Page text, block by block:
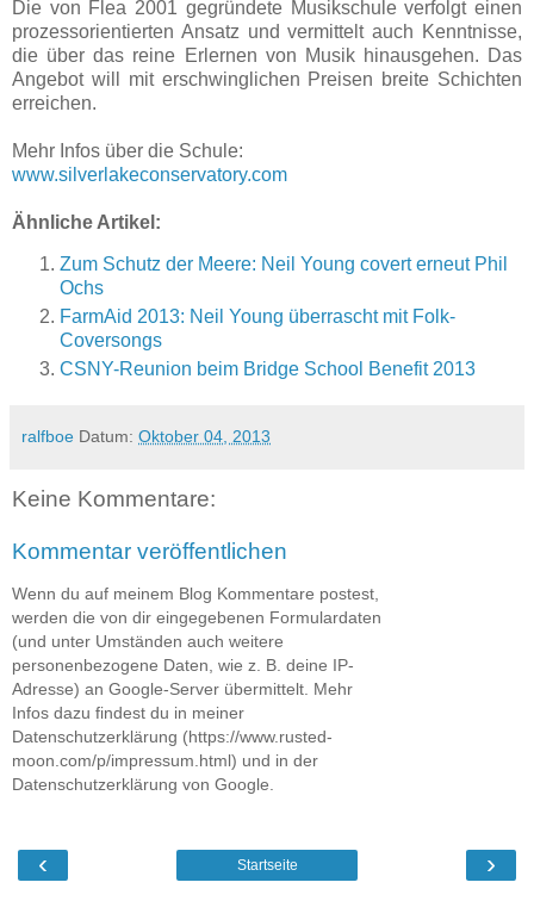
Die von Flea 2001 gegründete Musikschule verfolgt einen
prozessorientierten Ansatz und vermittelt auch Kenntnisse,
die über das reine Erlernen von Musik hinausgehen. Das
Angebot will mit erschwinglichen Preisen breite Schichten
erreichen.
Mehr Infos über die Schule:
www.silverlakeconservatory.com
Ähnliche Artikel:
Zum Schutz der Meere: Neil Young covert erneut Phil
Ochs
FarmAid 2013: Neil Young überrascht mit Folk-
Coversongs
CSNY-Reunion beim Bridge School Benefit 2013
ralfboe Datum: Oktober 04, 2013
Keine Kommentare:
Kommentar veröffentlichen
Wenn du auf meinem Blog Kommentare postest,
werden die von dir eingegebenen Formulardaten
(und unter Umständen auch weitere
personenbezogene Daten, wie z. B. deine IP-
Adresse) an Google-Server übermittelt. Mehr
Infos dazu findest du in meiner
Datenschutzerklärung (https://www.rusted-
moon.com/p/impressum.html) und in der
Datenschutzerklärung von Google.
‹ ›
Startseite